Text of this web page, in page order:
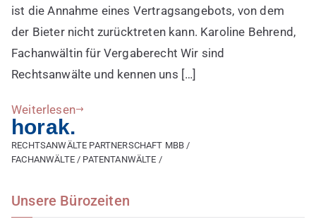
ist die Annahme eines Vertragsangebots, von dem
der Bieter nicht zurücktreten kann. Karoline Behrend,
Fachanwältin für Vergaberecht Wir sind
Rechtsanwälte und kennen uns […]
Weiterlesen
horak.
RECHTSANWÄLTE PARTNERSCHAFT MBB /
FACHANWÄLTE / PATENTANWÄLTE /
Unsere Bürozeiten